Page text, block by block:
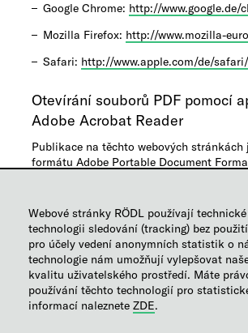
Webové stránky RÖDL používají
technologii sledování (tracking) bez
pro účely vedení anonymních statistik o
technologie nám umožňují vylepšovat
kvalitu uživatelského prostředí. Máte
používání těchto technologií pro
informací naleznete ZDE.
Google Chrome: http://www.google.de/
Mozilla Firefox: http://www.mozilla-
Safari: http://www.apple.com/de/
Otevírání souborů PDF pomocí
Adobe Acrobat Reader
Publikace na těchto webových stránkách
formátu Adobe Portable Document
verzi si můžete stáhnout zdarma.
Adobe Acrobat Reader:http://
Pokud nejste po kliknutí na příslušný
přesměrováni, zkopírujte a vložte odkaz
svého internetového prohlížeče.